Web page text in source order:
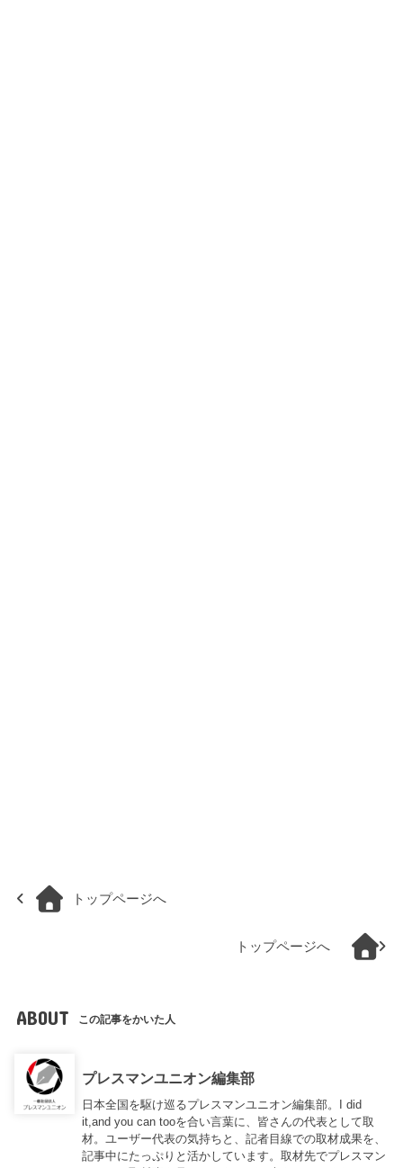
トップページへ
トップページへ
ABOUT この記事をかいた人
プレスマンユニオン編集部
日本全国を駆け巡るプレスマンユニオン編集部。I did
it,and you can tooを合い言葉に、皆さんの代表として取
材。ユーザー代表の気持ちと、記者目線での取材成果を、
記事中にたっぷりと活かしています。取材先でプレスマン